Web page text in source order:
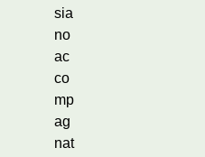
sia
no
ac
co
mp
ag
nat